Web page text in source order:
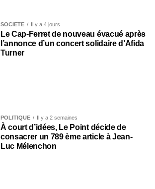
SOCIÉTÉ Il y a 4 jours
Le Cap-Ferret de nouveau évacué après
l’annonce d’un concert solidaire d’Afida
Turner
POLITIQUE Il y a 2 semaines
À court d’idées, Le Point décide de
consacrer un 789 ème article à Jean-
Luc Mélenchon